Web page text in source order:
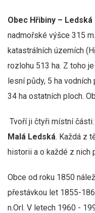
Obec Hřibiny – Ledská
nadmořské výšce 315
katastrálních územích
rozlohu 513 ha. Z toho
lesní půdy, 5 ha vodních
34 ha ostatních ploch.
Tvoří ji čtyři místní části:
Malá Ledská. Každá z
historii a o každé z nich
Obce od roku 1850
přestávkou let 1855-
n.Orl. V letech 1960 -